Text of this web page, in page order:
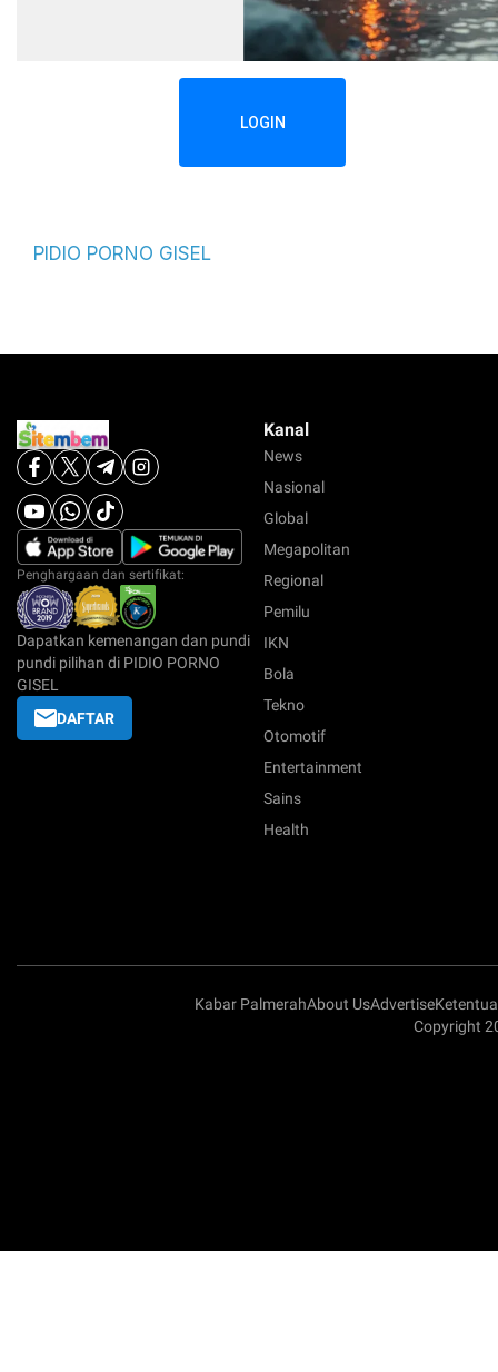
LOGIN
PIDIO PORNO GISEL
Penghargaan dan sertifikat:
Dapatkan kemenangan dan pundi
pundi pilihan di PIDIO PORNO
GISEL
DAFTAR
Kanal
News
Nasional
Global
Megapolitan
Regional
Pemilu
IKN
Bola
Tekno
Otomotif
Entertainment
Sains
Health
Kabar PalmerahAbout UsAdvertise
Copyright